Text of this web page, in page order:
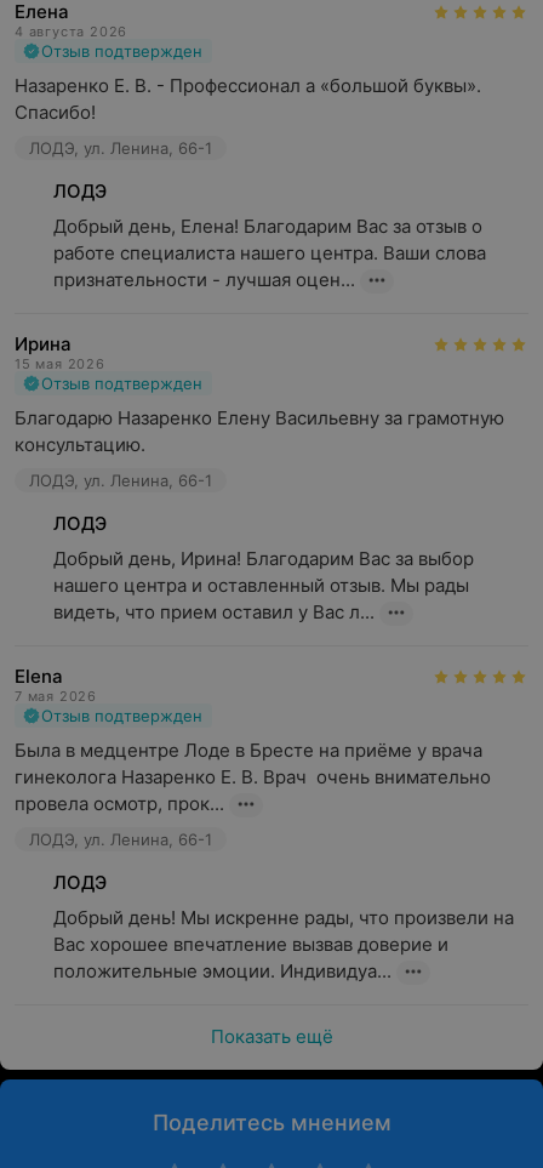
Елена
4 августа 2026
Отзыв подтвержден
Назаренко Е. В. - Профессионал а «большой буквы».
Спасибо!
ЛОДЭ, ул. Ленина, 66-1
ЛОДЭ
Добрый день, Елена! Благодарим Вас за отзыв о
работе специалиста нашего центра. Ваши слова
признательности - лучшая оцен...
Ирина
15 мая 2026
Отзыв подтвержден
Благодарю Назаренко Елену Васильевну за грамотную
консультацию.
ЛОДЭ, ул. Ленина, 66-1
ЛОДЭ
Добрый день, Ирина! Благодарим Вас за выбор
нашего центра и оставленный отзыв. Мы рады
видеть, что прием оставил у Вас л...
Elena
7 мая 2026
Отзыв подтвержден
Была в медцентре Лоде в Бресте на приёме у врача
гинеколога Назаренко Е. В. Врач  очень внимательно
провела осмотр, прок...
ЛОДЭ, ул. Ленина, 66-1
ЛОДЭ
Добрый день! Мы искренне рады, что произвели на
Вас хорошее впечатление вызвав доверие и
положительные эмоции. Индивидуа...
Показать ещё
Поделитесь мнением